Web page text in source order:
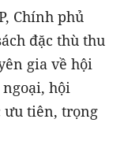
Chính phủ
đặc thù thu
gia về hội
hội
ưu tiên, trọng